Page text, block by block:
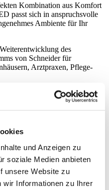
und Anzeigen zu
soziale Medien anbieten
unsere Website zu
wir Informationen zu Ihrer
Kombination aus Komfort
passt sich in anspruchsvolle
Ambiente für Ihr
des
von Schneider für
Arztpraxen, Pflege-
an und leuchtet das Gesicht